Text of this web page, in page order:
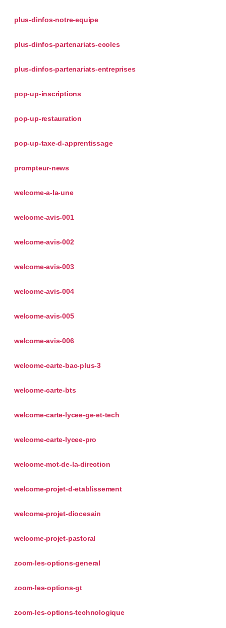
plus-dinfos-notre-equipe
plus-dinfos-partenariats-ecoles
plus-dinfos-partenariats-entreprises
pop-up-inscriptions
pop-up-restauration
pop-up-taxe-d-apprentissage
prompteur-news
welcome-a-la-une
welcome-avis-001
welcome-avis-002
welcome-avis-003
welcome-avis-004
welcome-avis-005
welcome-avis-006
welcome-carte-bac-plus-3
welcome-carte-bts
welcome-carte-lycee-ge-et-tech
welcome-carte-lycee-pro
welcome-mot-de-la-direction
welcome-projet-d-etablissement
welcome-projet-diocesain
welcome-projet-pastoral
zoom-les-options-general
zoom-les-options-gt
zoom-les-options-technologique